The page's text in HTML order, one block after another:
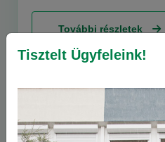
EM rendeletet.
További részletek
Tisztelt Ügyfeleink!